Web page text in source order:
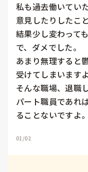
私も過去働いてい
意見したりしたこ
結果少し変わって
で、ダメでした。
あまり無理すると
受けてしまいますよ
そんな職場、退職
パート職員であれ
ることないですよ。
01/02